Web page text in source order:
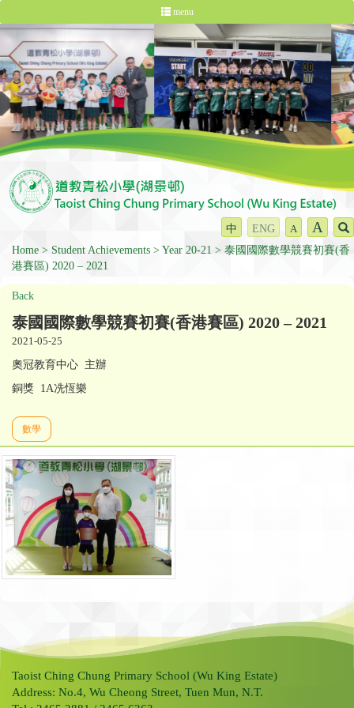
menu
中 ENG A A
Home Student Achievements Year 20-21
泰國國際數學競賽初賽(香
港賽區) 2020 – 2021
Back
泰國國際數學競賽初賽(香港賽區) 2020 – 2021
2021-05-25
奧冠教育中心 主辦
銅獎 1A冼恆樂
數學
Taoist Ching Chung Primary School (Wu King Estate)
Address: No.4, Wu Cheong Street, Tuen Mun, N.T.